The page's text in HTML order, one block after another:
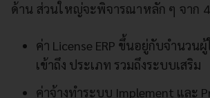
ด้าน ส่วนใหญ่จะพิจารณาหลัก ๆ จาก
ค่า License ERP ขึ้นอยู่กับจำนวน
เข้าถึง ประเภท รวมถึงระบบเสริม
ค่าจ้างทำระบบ Implement และ